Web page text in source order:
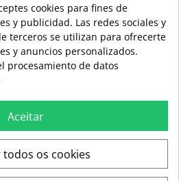
ITEMS IN STOCK
cookies para fines de
y publicidad. Las redes sociales y
terceros se utilizan para ofrecerte
y anuncios personalizados.
procesamiento de datos
Aceitar
todos os cookies